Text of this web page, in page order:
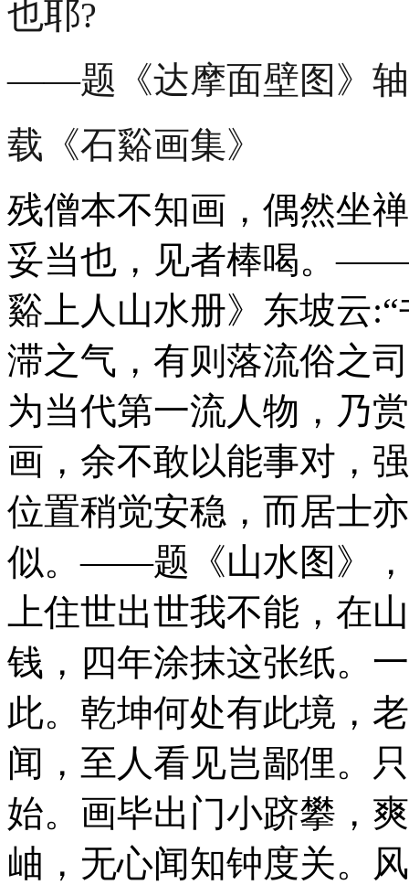
也耶?
——题《达摩面壁图 》
载《石谿画集》
残僧本不知画，偶然坐
妥当也，见者棒喝。——
谿上人山水册》 东坡云
滞之气，有则落流俗之
为当代第一流人物，乃
画，余不敢以能事对，
位置稍觉安稳，而居士
似。——题《山水图》，
上住世出世我不能，在
钱，四年涂抹这张纸。
此。乾坤何处有此境，
闻，至人看见岂鄙俚。
始。画毕出门小跻攀，
岫，无心闻知钟度关。